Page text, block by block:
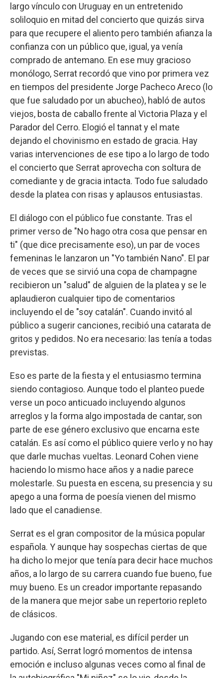
largo vínculo con Uruguay en un entretenido
soliloquio en mitad del concierto que quizás sirva
para que recupere el aliento pero también afianza la
confianza con un público que, igual, ya venía
comprado de antemano. En ese muy gracioso
monólogo, Serrat recordó que vino por primera vez
en tiempos del presidente Jorge Pacheco Areco (lo
que fue saludado por un abucheo), habló de autos
viejos, bosta de caballo frente al Victoria Plaza y el
Parador del Cerro. Elogió el tannat y el mate
dejando el chovinismo en estado de gracia. Hay
varias intervenciones de ese tipo a lo largo de todo
el concierto que Serrat aprovecha con soltura de
comediante y de gracia intacta. Todo fue saludado
desde la platea con risas y aplausos entusiastas.
El diálogo con el público fue constante. Tras el
primer verso de "No hago otra cosa que pensar en
ti" (que dice precisamente eso), un par de voces
femeninas le lanzaron un "Yo también Nano". El par
de veces que se sirvió una copa de champagne
recibieron un "salud" de alguien de la platea y se le
aplaudieron cualquier tipo de comentarios
incluyendo el de "soy catalán". Cuando invitó al
público a sugerir canciones, recibió una catarata de
gritos y pedidos. No era necesario: las tenía a todas
previstas.
Eso es parte de la fiesta y el entusiasmo termina
siendo contagioso. Aunque todo el planteo puede
verse un poco anticuado incluyendo algunos
arreglos y la forma algo impostada de cantar, son
parte de ese género exclusivo que encarna este
catalán. Es así como el público quiere verlo y no hay
que darle muchas vueltas. Leonard Cohen viene
haciendo lo mismo hace años y a nadie parece
molestarle. Su puesta en escena, su presencia y su
apego a una forma de poesía vienen del mismo
lado que el canadiense.
Serrat es el gran compositor de la música popular
española. Y aunque hay sospechas ciertas de que
ha dicho lo mejor que tenía para decir hace muchos
años, a lo largo de su carrera cuando fue bueno, fue
muy bueno. Es un creador importante repasando
de la manera que mejor sabe un repertorio repleto
de clásicos.
Jugando con ese material, es difícil perder un
partido. Así, Serrat logró momentos de intensa
emoción e incluso algunas veces como al final de